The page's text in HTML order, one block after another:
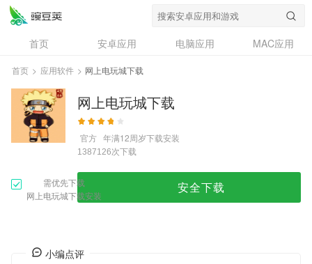
首页 安卓应用 电脑应用
MAC应用
资讯
专题
问答
首页 > 应用软件 > 网上电玩城下载
网上电玩城下载
官方 年满12周岁下载安装
1387126次下载
需优先下载
网上电玩城下载安装
安全下载
小编点评